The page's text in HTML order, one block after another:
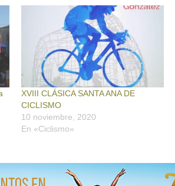
XVIII CLÁSICA SANTA ANA DE
CICLISMO
10 noviembre, 2020
En «Ciclismo»